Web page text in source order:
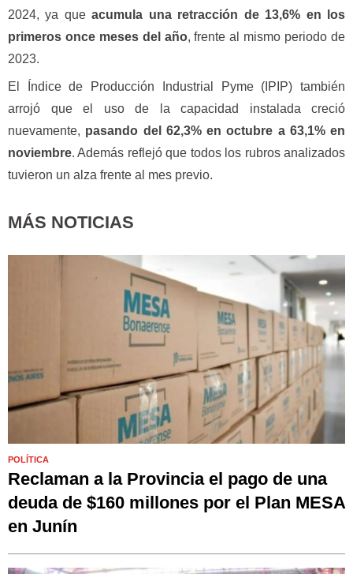
2024, ya queacumula una retracción de 13,6% en los
primeros once meses del año, frente al mismo periodo de
2023.
El Índice de Producción Industrial Pyme (IPIP) también
arrojó que el uso de la capacidad instalada creció
nuevamente, pasando del 62,3% en octubre a 63,1% en
noviembre. Además reflejó que todos los rubros analizados
tuvieron un alza frente al mes previo.
MÁS NOTICIAS
POLÍTICA
Reclaman a la Provincia el pago de una
deuda de $160 millones por el Plan MESA
en Junín